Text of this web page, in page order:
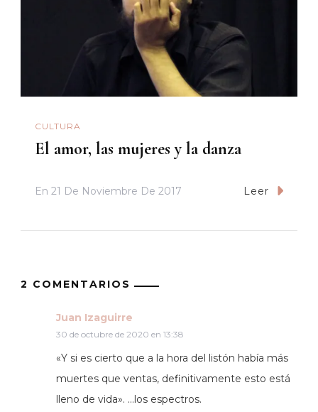
CULTURA
El amor, las mujeres y la danza
En 21 De Noviembre De 2017 Leer
2 COMENTARIOS
Juan Izaguirre
30 de octubre de 2020 en 13:38
«Y si es cierto que a la hora del listón había más
muertes que ventas, definitivamente esto está
lleno de vida». …los espectros.